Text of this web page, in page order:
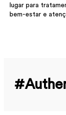
lugar para
bem-estar e